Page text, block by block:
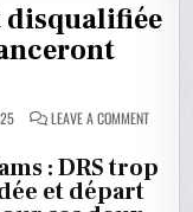
LEAVE A COMMENTON
!
: DRS trop
et départ